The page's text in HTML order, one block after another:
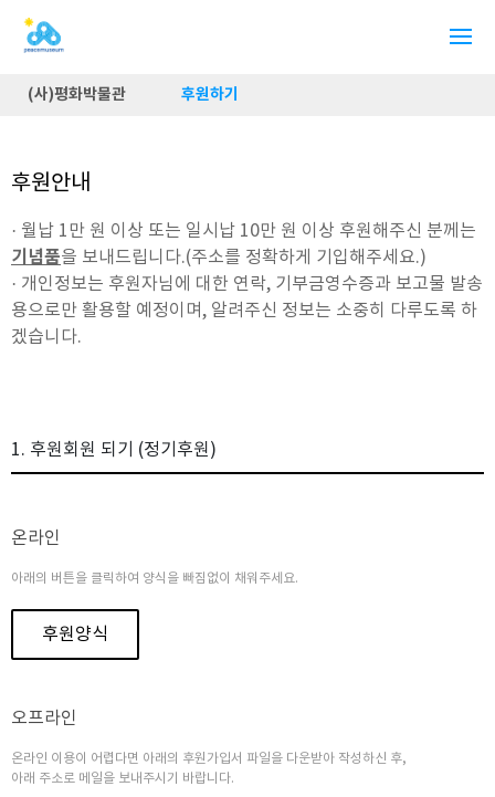
(사)평화박물관 후원하기
후원안내
· 월납 1만 원 이상 또는 일시납 10만 원 이상 후원해주신 분께는
기념품을 보내드립니다.(주소를 정확하게 기입해주세요.)
· 개인정보는 후원자님에 대한 연락, 기부금영수증과 보고물 발송
용으로만 활용할 예정이며, 알려주신 정보는 소중히 다루도록 하
겠습니다.
1. 후원회원 되기 (정기후원)
온라인
아래의 버튼을 클릭하여 양식을 빠짐없이 채워주세요.
후원양식
오프라인
온라인 이용이 어렵다면 아래의 후원가입서 파일을 다운받아 작성하신 후,
아래 주소로 메일을 보내주시기 바랍니다.